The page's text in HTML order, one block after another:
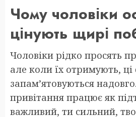
Чому чоловіки
цінують щирі
Чоловіки рідко просять
але коли їх отримують, ці
запам’ятовуються
привітання працює як
важливий, ти сильний,